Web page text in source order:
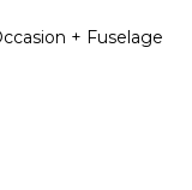
+ Fuselage